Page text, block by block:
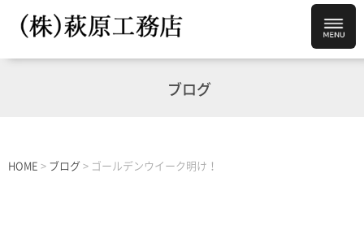
ブログ
HOME > ブログ > ゴールデンウイーク明け！